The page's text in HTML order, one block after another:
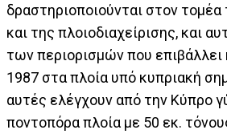
δραστηριοποιούνται στον τομέα
και της πλοιοδιαχείρισης, και
των περιορισμών που επιβάλλει
1987 στα πλοία υπό κυπριακή
αυτές ελέγχουν από την Κύπρο
ποντοπόρα πλοία με 50 εκ.